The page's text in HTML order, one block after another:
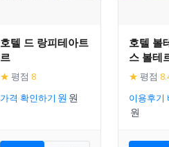
호텔 드 랑피테아트
르
★ 평점 8
가격 확인하기
호텔 볼
스 볼테
★ 평점
이용후기